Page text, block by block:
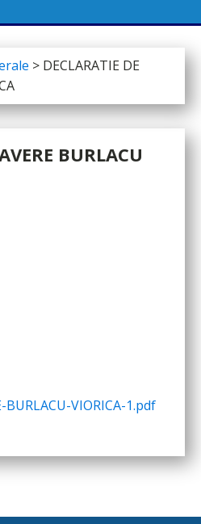
> DECLARATIE DE
BURLACU
BURLACU-VIORICA-1.pdf